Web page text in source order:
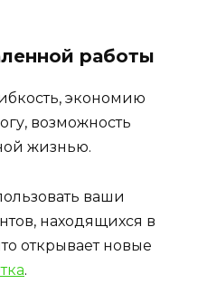
работы
экономию
возможность
жизнью.
ваши
находящихся в
открывает новые
.